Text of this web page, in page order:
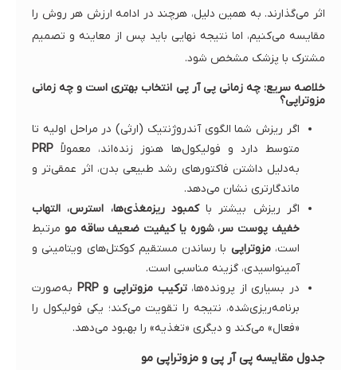
اثر می‌گذارند. به همین دلیل، هرچند در ادامه ارزش هر روش را
مقایسه می‌کنیم، اما نتیجه نهایی باید پس از معاینه و تصمیم
مشترک با پزشک مشخص شود.
خلاصه سریع: چه زمانی پی آر پی انتخاب بهتری است و چه زمانی
مزوتراپی؟
اگر ریزش شما الگوی آندروژنتیک (ارثی) در مراحل اولیه تا
متوسط دارد و فولیکول‌ها هنوز زنده‌اند، معمولاً PRP
به‌دلیل داشتن فاکتورهای رشد طبیعی بدن، اثر عمقی‌تر و
ماندگارتری نشان می‌دهد.
اگر ریزش بیشتر باکمبود ریزمغذی‌ها، استرس، التهاب
خفیف پوست سر، شوره یا کیفیت ضعیف ساقه مو مرتبط
است،مزوتراپی با رساندن مستقیم کوکتل‌های ویتامینی و
آمینواسیدی، گزینه مناسبی است.
در بسیاری از پرونده‌ها،ترکیب مزوتراپی و PRP
به‌صورت
برنامه‌ریزی‌شده، نتیجه را تقویت می‌کند؛ یکی فولیکول را
«فعال» می‌کند و دیگری «تغذیه» را بهبود می‌دهد.
جدول مقایسه پی آر پی و مزوتراپی مو